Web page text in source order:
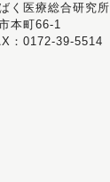
く医療総合研究所
本町66-1
：0172-39-5514